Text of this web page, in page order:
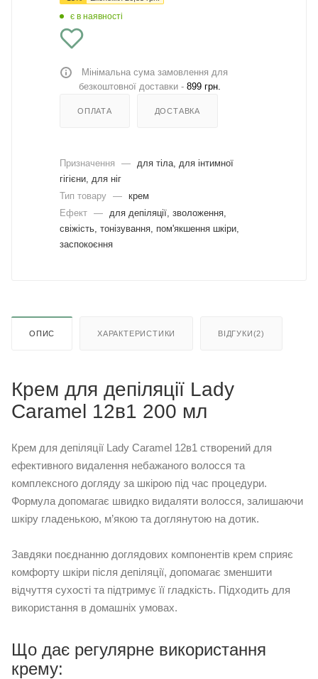
є в наявності
Мінімальна сума замовлення для
безкоштовної доставки - 899 грн.
ОПЛАТА ДОСТАВКА
Призначення —
для тіла, для інтимної
гігієни, для ніг
Тип товару — крем
Ефект —
для депіляції, зволоження,
свіжість, тонізування, пом'якшення шкіри,
заспокоєння
ОПИС ХАРАКТЕРИСТИКИ ВІДГУКИ(2)
Крем для депіляції Lady
Caramel 12в1 200 мл
Крем для депіляції Lady Caramel 12в1 створений для
ефективного видалення небажаного волосся та
комплексного догляду за шкірою під час процедури.
Формула допомагає швидко видаляти волосся, залишаючи
шкіру гладенькою, м’якою та доглянутою на дотик.
Завдяки поєднанню доглядових компонентів крем сприяє
комфорту шкіри після депіляції, допомагає зменшити
відчуття сухості та підтримує її гладкість. Підходить для
використання в домашніх умовах.
Що дає регулярне використання
крему: